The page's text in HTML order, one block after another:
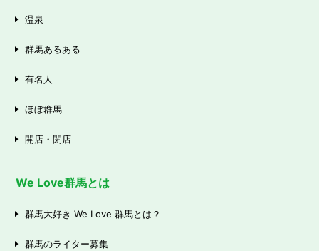
温泉
群馬あるある
有名人
ほぼ群馬
開店・閉店
We Love群馬とは
群馬大好き We Love 群馬とは？
群馬のライター募集